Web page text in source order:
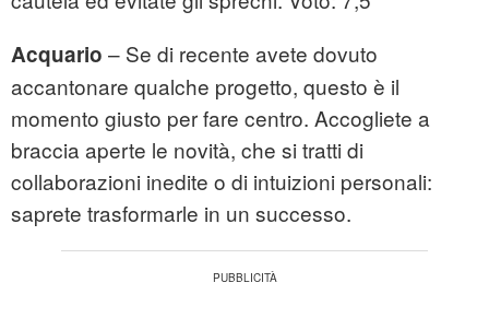
Acquario – Se di recente avete dovuto
accantonare qualche progetto, questo è il
momento giusto per fare centro. Accogliete a
braccia aperte le novità, che si tratti di
collaborazioni inedite o di intuizioni personali:
saprete trasformarle in un successo.